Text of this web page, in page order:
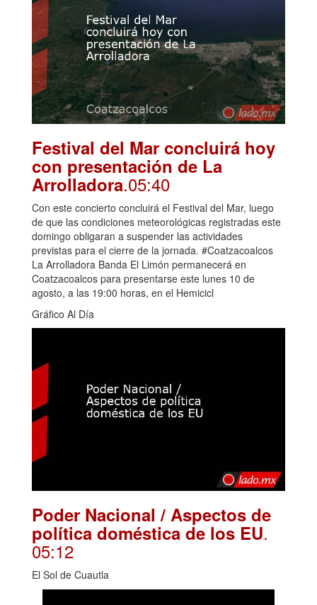
Festival del Mar concluirá hoy
con presentación de La
Arrolladora.05:40
Con este concierto concluirá el Festival del Mar, luego
de que las condiciones meteorológicas registradas este
domingo obligaran a suspender las actividades
previstas para el cierre de la jornada. #Coatzacoalcos
La Arrolladora Banda El Limón permanecerá en
Coatzacoalcos para presentarse este lunes 10 de
agosto, a las 19:00 horas, en el Hemicicl
Gráfico Al Día
Poder Nacional / Aspectos de
política doméstica de los EU.
05:12
El Sol de Cuautla